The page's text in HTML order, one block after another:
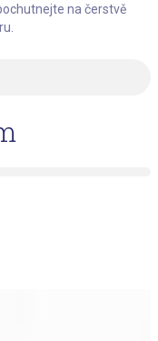
na čerstvě